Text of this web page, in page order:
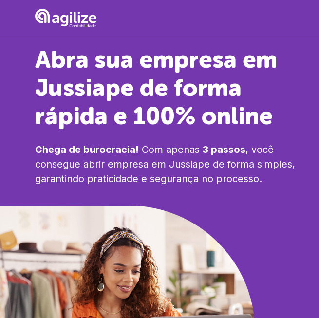
Abra sua empresa em
Jussiape de forma
rápida e 100% online
Chega de burocracia! Com apenas 3 passos, você
consegue abrir empresa em Jussiape de forma simples,
garantindo praticidade e segurança no processo.